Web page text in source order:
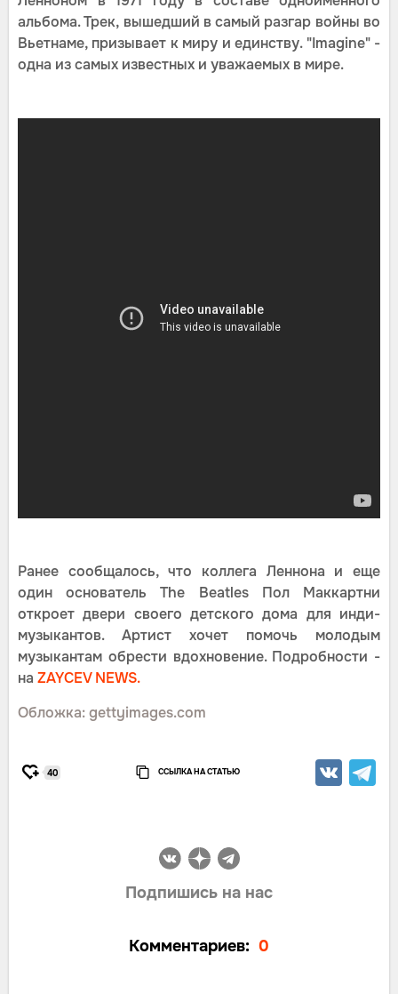
альбома. Трек, вышедший в самый разгар войны во
Вьетнаме, призывает к миру и единству. "Imagine" -
одна из самых известных и уважаемых в мире.
Ранее сообщалось, что коллега Леннона и еще
один основатель The Beatles Пол Маккартни
откроет двери своего детского дома для инди-
музыкантов. Артист хочет помочь молодым
музыкантам обрести вдохновение. Подробности -
на ZAYCEV NEWS.
Обложка: gettyimages.com
40 ССЫЛКА НА СТАТЬЮ
Подпишись на нас
Комментариев: 0